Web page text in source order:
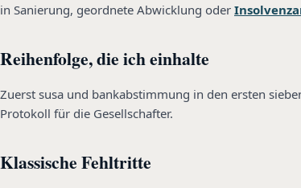
in Sanierung, geordnete Abwicklung oder
Reihenfolge, die ich einhalte
Zuerst susa und bankabstimmung in den ersten
Protokoll für die Gesellschafter.
Klassische Fehltritte